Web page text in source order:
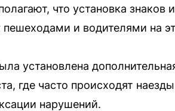
что установка
и водителями на
установлена
где часто происходят
нарушений.